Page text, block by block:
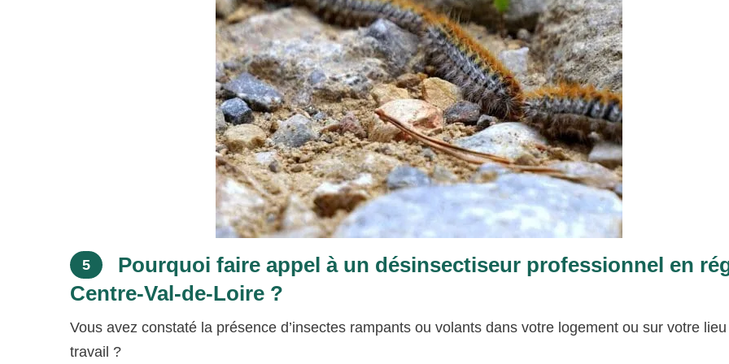
5
Pourquoi faire appel à un désinsectiseur professionnel en
Centre-Val-de-Loire ?
Vous avez constaté la présence d’insectes rampants ou volants dans votre logement ou sur votre
travail ?